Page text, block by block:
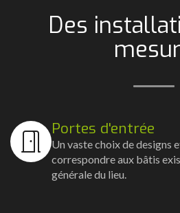
Des
Portes d'entrée
Un vaste choix de designs
correspondre aux bâtis
générale du lieu.